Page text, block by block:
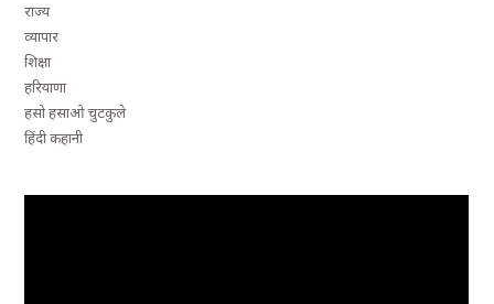
राज्य
व्यापार
शिक्षा
हरियाणा
हसो हसाओ चुटकुले
हिंदी कहानी